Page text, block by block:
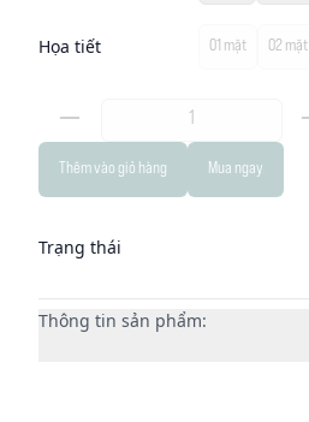
Họa tiết Select an option
01 mặt 02 mặt
Thêm vào giỏ hàng Mua ngay
Trạng thái
Additional details
Thông tin sản phẩm: